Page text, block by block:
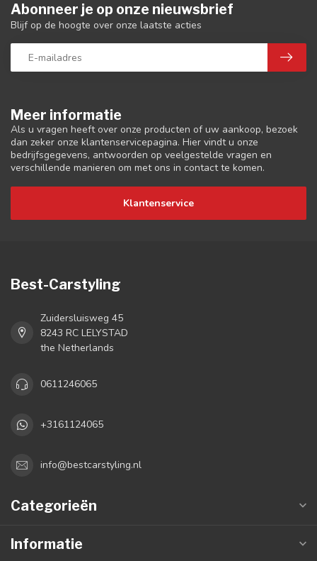
Meer informatie
Als u vragen heeft over onze producten of uw aankoop, bezoek
dan zeker onze klantenservicepagina. Hier vindt u onze
bedrijfsgegevens, antwoorden op veelgestelde vragen en
verschillende manieren om met ons in contact te komen.
Klantenservice
Abonneer je op onze nieuwsbrief
Blijf op de hoogte over onze laatste acties
Best-Carstyling
Zuidersluisweg 45
8243 RC LELYSTAD
the Netherlands
0611246065
+3161124065
info@bestcarstyling.nl
Categorieën
Informatie